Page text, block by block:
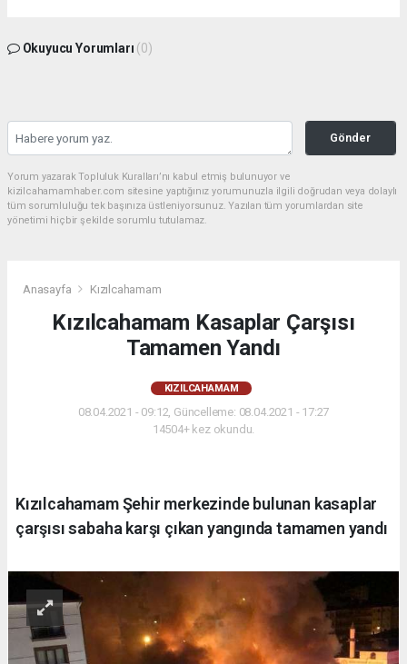
Okuyucu Yorumları (0)
Gönder
Yorum yazarak Topluluk Kuralları’nı kabul etmiş bulunuyor ve
kizilcahamamhaber.com sitesine yaptığınız yorumunuzla ilgili doğrudan veya dolaylı
tüm sorumluluğu tek başınıza üstleniyorsunuz. Yazılan tüm yorumlardan site
yönetimi hiçbir şekilde sorumlu tutulamaz.
Anasayfa Kızılcahamam
Kızılcahamam Kasaplar Çarşısı
Tamamen Yandı
KIZILCAHAMAM
08.04.2021 - 09:12, Güncelleme: 08.04.2021 - 17:27
14504+ kez okundu.
Kızılcahamam Şehir merkezinde bulunan kasaplar
çarşısı sabaha karşı çıkan yangında tamamen yandı